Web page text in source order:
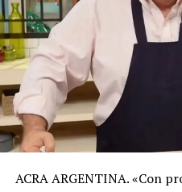
ACRA ARGENTINA. «Con